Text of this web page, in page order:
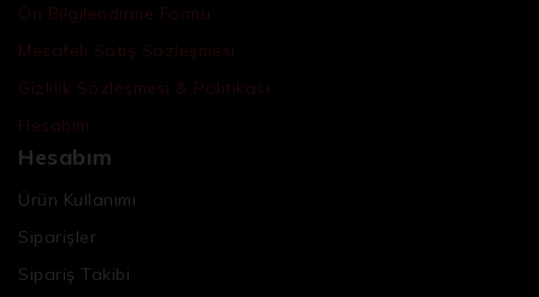
Ön Bilgilendirme Formu
Mesafeli Satış Sözleşmesi
Gizlilik Sözleşmesi & Politikası
Hesabım
Hesabım
Ürün Kullanımı
Siparişler
Sipariş Takibi